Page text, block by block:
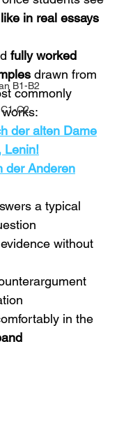
B1-B2
C2
in real essays
fully worked
drawn from
commonly
der alten Dame
Lenin!
der Anderen
a typical
without
in the